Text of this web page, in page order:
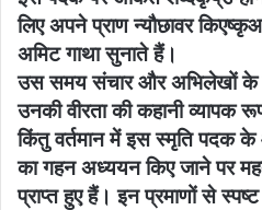
लिए अपने प्राण न्यौछावर
अमिट गाथा सुनाते हैं।
उस समय संचार और अभिलेखों के
उनकी वीरता की कहानी
किंतु वर्तमान में इस स्मृति पदक
का गहन अध्ययन किए जाने पर
प्राप्त हुए हैं। इन प्रमाणों से